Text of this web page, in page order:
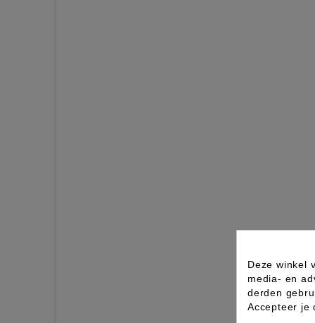
Deze winkel
media- en
derden
Accepteer je